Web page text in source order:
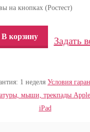
на кнопках (Ростест)
В корзину Задать
1 неделя Условия
мыши, трекпады Apple
iPad